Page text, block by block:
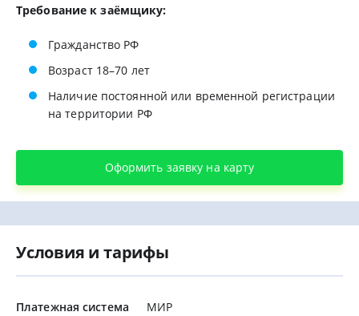
Требование к заёмщику:
Гражданство РФ
Возраст 18–70 лет
Наличие постоянной или временной регистрации
на территории РФ
Оформить заявку на карту
Условия и тарифы
Платежная система МИР